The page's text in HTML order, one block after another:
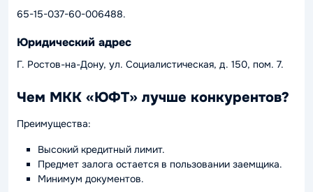
65-15-037-60-006488.
Юридический адрес
Г. Ростов-на-Дону, ул. Социалистическая, д. 150, пом. 7.
Чем МКК «ЮФТ» лучше конкурентов?
Преимущества:
Высокий кредитный лимит.
Предмет залога остается в пользовании заемщика.
Минимум документов.